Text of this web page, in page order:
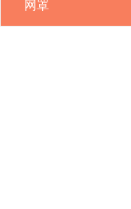
网罩